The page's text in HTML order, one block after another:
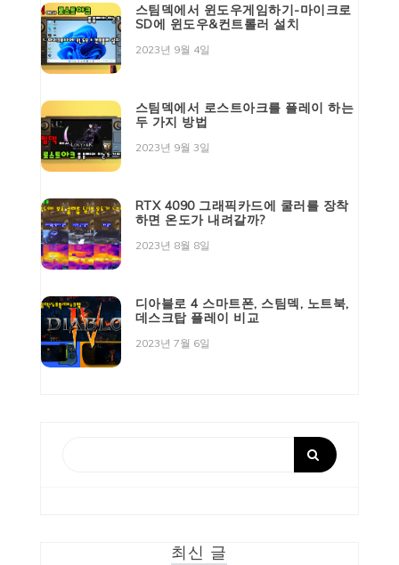
스팀덱에서 윈도우게임하기-마이크로
SD에 윈도우&컨트롤러 설치
2023년 9월 4일
스팀덱에서 로스트아크를 플레이 하는
두 가지 방법
2023년 9월 3일
RTX 4090 그래픽카드에 쿨러를 장착
하면 온도가 내려갈까?
2023년 8월 8일
디아블로 4 스마트폰, 스팀덱, 노트북,
데스크탑 플레이 비교
2023년 7월 6일
최신 글